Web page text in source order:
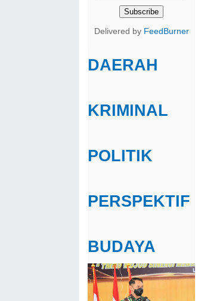
Delivered by FeedBurner
DAERAH
KRIMINAL
POLITIK
PERSPEKTIF
BUDAYA